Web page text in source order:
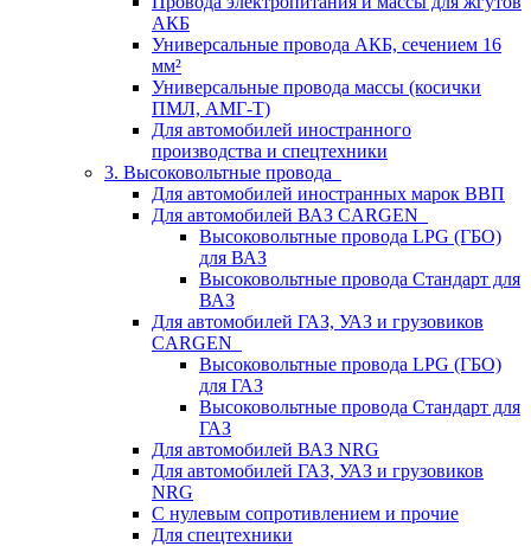
АКБ
Универсальные провода АКБ, сечением 16
мм²
Универсальные провода массы (косички
ПМЛ, АМГ-Т)
Для автомобилей иностранного
производства и спецтехники
3. Высоковольтные провода
Для автомобилей иностранных марок ВВП
Для автомобилей ВАЗ CARGEN
Высоковольтные провода LPG (ГБО)
для ВАЗ
Высоковольтные провода Стандарт для
ВАЗ
Для автомобилей ГАЗ, УАЗ и грузовиков
CARGEN
Высоковольтные провода LPG (ГБО)
для ГАЗ
Высоковольтные провода Стандарт для
ГАЗ
Для автомобилей ВАЗ NRG
Для автомобилей ГАЗ, УАЗ и грузовиков
NRG
С нулевым сопротивлением и прочие
Для спецтехники